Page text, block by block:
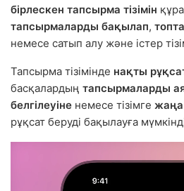
бірлескен тапсырма тізімін
тапсырмаларды бақылап,
немесе сатып алу және істер
Тапсырма тізімінде нақты
басқалардың тапсырмаларды
белгілеуіне немесе тізімге жаңа
рұқсат беруді бақылауға